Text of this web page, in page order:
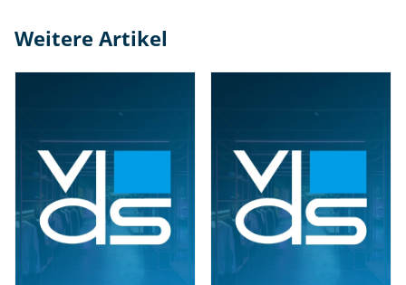
Weitere Artikel